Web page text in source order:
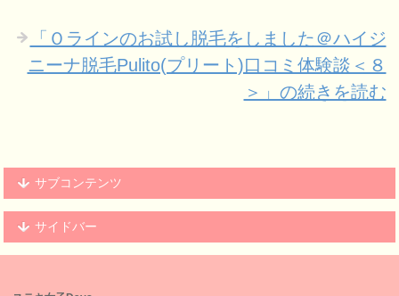
「Ｏラインのお試し脱毛をしました＠ハイジ
ニーナ脱毛Pulito(プリート)口コミ体験談＜８
＞」の続きを読む
サブコンテンツ
サイドバー